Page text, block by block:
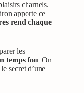
charnels.
apporte ce
rend chaque
les
temps fou. On
secret d’une